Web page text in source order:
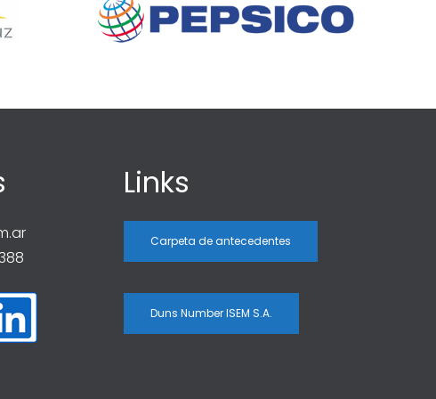
Links
Carpeta de antecedentes
Duns Number ISEM S.A.